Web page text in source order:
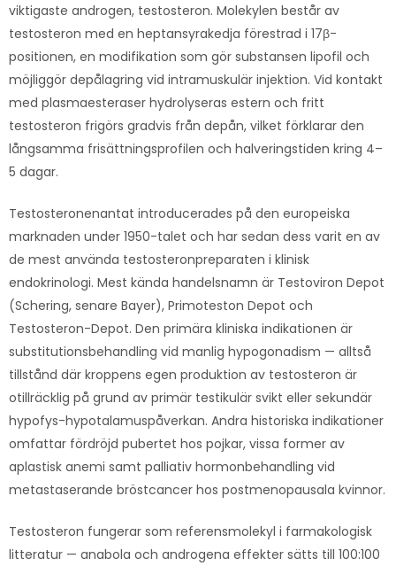
viktigaste androgen, testosteron. Molekylen består av
testosteron med en heptansyrakedja förestrad i 17β-
positionen, en modifikation som gör substansen lipofil och
möjliggör depålagring vid intramuskulär injektion. Vid kontakt
med plasmaesteraser hydrolyseras estern och fritt
testosteron frigörs gradvis från depån, vilket förklarar den
långsamma frisättningsprofilen och halveringstiden kring 4–
5 dagar.
Testosteronenantat introducerades på den europeiska
marknaden under 1950-talet och har sedan dess varit en av
de mest använda testosteronpreparaten i klinisk
endokrinologi. Mest kända handelsnamn är Testoviron Depot
(Schering, senare Bayer), Primoteston Depot och
Testosteron-Depot. Den primära kliniska indikationen är
substitutionsbehandling vid manlig hypogonadism — alltså
tillstånd där kroppens egen produktion av testosteron är
otillräcklig på grund av primär testikulär svikt eller sekundär
hypofys-hypotalamuspåverkan. Andra historiska indikationer
omfattar fördröjd pubertet hos pojkar, vissa former av
aplastisk anemi samt palliativ hormonbehandling vid
metastaserande bröstcancer hos postmenopausala kvinnor.
Testosteron fungerar som referensmolekyl i farmakologisk
litteratur — anabola och androgena effekter sätts till 100:100